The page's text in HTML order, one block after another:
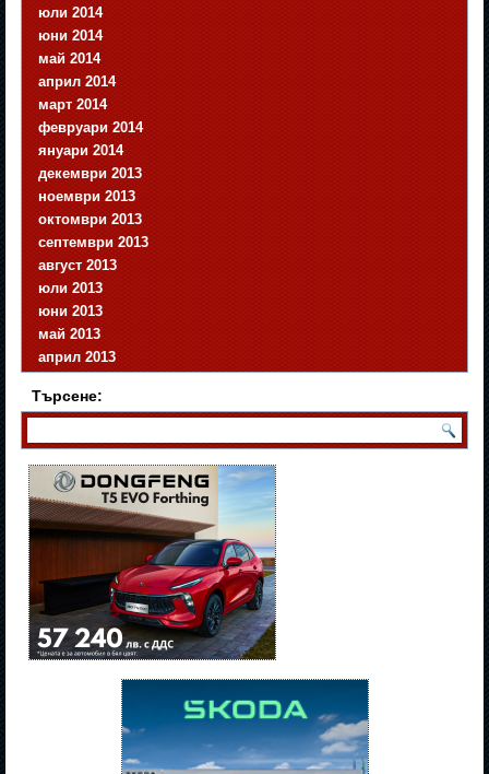
юли 2014
юни 2014
май 2014
април 2014
март 2014
февруари 2014
януари 2014
декември 2013
ноември 2013
октомври 2013
септември 2013
август 2013
юли 2013
юни 2013
май 2013
април 2013
Търсене: